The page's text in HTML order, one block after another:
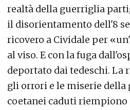
realtà della guerriglia
il disorientamento dell'8
ricovero a Cividale per
al viso. E con la fuga
deportato dai tedeschi. La
gli orrori e le miserie della
coetanei caduti riempiono